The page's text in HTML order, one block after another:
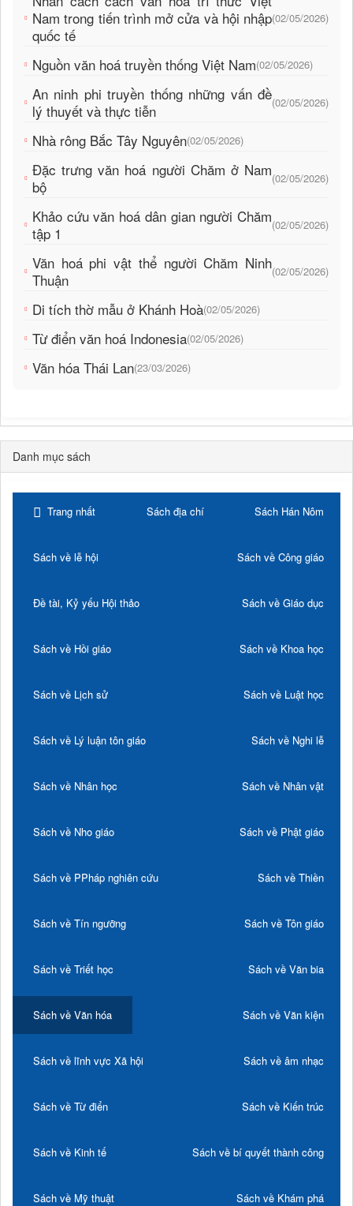
Nam trong tiến trình mở cửa và hội nhập
quốc tế
(02/05/2026)
Nguồn văn hoá truyền thống Việt Nam(02/05/2026)
An ninh phi truyền thống những vấn đề
lý thuyết và thực tiễn
(02/05/2026)
Nhà rông Bắc Tây Nguyên(02/05/2026)
Đặc trưng văn hoá người Chăm ở Nam
bộ
(02/05/2026)
Khảo cứu văn hoá dân gian người Chăm
tập 1
(02/05/2026)
Văn hoá phi vật thể người Chăm Ninh
Thuận
(02/05/2026)
Di tích thờ mẫu ở Khánh Hoà(02/05/2026)
Từ điển văn hoá Indonesia(02/05/2026)
Văn hóa Thái Lan(23/03/2026)
Danh mục sách
Trang nhất Sách địa chí Sách Hán Nôm
Sách về lễ hội Sách về Công giáo
Đề tài, Kỷ yếu Hội thảo Sách về Giáo dục
Sách về Hồi giáo Sách về Khoa học
Sách về Lịch sử Sách về Luật học
Sách về Lý luận tôn giáo Sách về Nghi lễ
Sách về Nhân học Sách về Nhân vật
Sách về Nho giáo Sách về Phật giáo
Sách về PPháp nghiên cứu Sách về Thiền
Sách về Tín ngưỡng Sách về Tôn giáo
Sách về Triết học Sách về Văn bia
Sách về Văn hóa Sách về Văn kiện
Sách về lĩnh vực Xã hội Sách về âm nhạc
Sách về Từ điển Sách về Kiến trúc
Sách về Kinh tế Sách về bí quyết thành công
Sách về Mỹ thuật Sách về Khám phá